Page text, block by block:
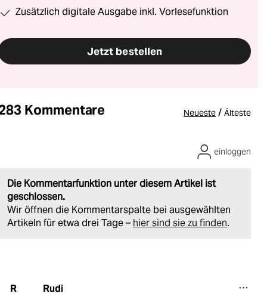
Zusätzlich digitale Ausgabe inkl. Vorlesefunktion
Jetzt bestellen
Kommentare Neueste / Älteste
Die Kommentarfunktion unter diesem Artikel ist
geschlossen.
Wir öffnen die Kommentarspalte bei ausgewählten
Artikeln für etwa drei Tage – hier sind sie zu finden.
einloggen
R Rudi